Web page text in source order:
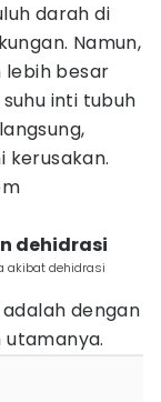
darah di
Namun,
lebih besar
inti tubuh
dehidrasi
akibat dehidrasi
dengan